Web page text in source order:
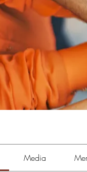
Media